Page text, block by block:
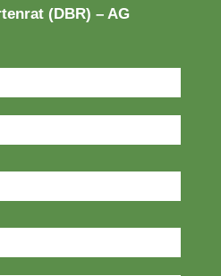
(DBR) – AG